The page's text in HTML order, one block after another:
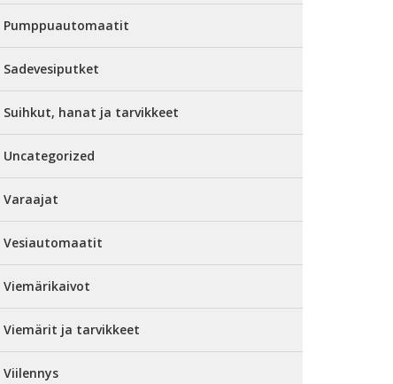
Pumppuautomaatit
Sadevesiputket
Suihkut, hanat ja tarvikkeet
Uncategorized
Varaajat
Vesiautomaatit
Viemärikaivot
Viemärit ja tarvikkeet
Viilennys